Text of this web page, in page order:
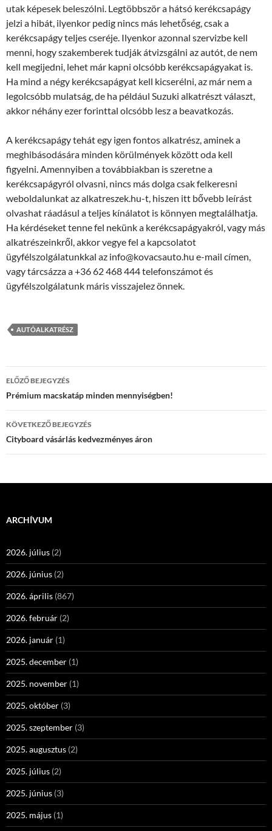
utak képesek beleszólni. Legtöbbször a hátsó kerékcsapágy
jelzi a hibát, ilyenkor pedig nincs más lehetőség, csak a
kerékcsapágy teljes cseréje. Ilyenkor azonnal szervizbe kell
menni, hogy szakemberek tudják átvizsgálni az autót, de nem
kell megijedni, lehet már kapni olcsóbb kerékcsapágyakat is.
Ha mind a négy kerékcsapágyat kell kicserélni, az már nem a
legolcsóbb mulatság, de ha például Suzuki alkatrészt választ,
akkor néhány ezer forinttal olcsóbb lesz a beavatkozás.
A kerékcsapágy tehát egy igen fontos alkatrész, aminek a
meghibásodására minden körülmények között oda kell
figyelni. Amennyiben a továbbiakban is szeretne a
kerékcsapágyról olvasni, nincs más dolga csak felkeresni
weboldalunkat az alkatreszek.hu-t, hiszen itt bővebb leírást
olvashat ráadásul a teljes kínálatot is könnyen megtalálhatja.
Ha kérdéseket tenne fel nekünk a kerékcsapágyakról, vagy más
alkatrészeinkről, akkor vegye fel a kapcsolatot
ügyfélszolgálatunkkal az info@kovacsauto.hu e-mail címen,
vagy tárcsázza a +36 62 468 444 telefonszámot és
ügyfélszolgálatunk máris visszajelez önnek.
AUTÓALKATRÉSZ
Bejegyzések
navigációja
ELŐZŐ BEJEGYZÉS
Prémium macskatáp minden mennyiségben!
KÖVETKEZŐ BEJEGYZÉS
Cityboard vásárlás kedvezményes áron
ARCHÍVUM
2026. július (2)
2026. június (2)
2026. április (867)
2026. február (2)
2026. január (1)
2025. december (1)
2025. november (1)
2025. október (3)
2025. szeptember (3)
2025. augusztus (2)
2025. július (2)
2025. június (3)
2025. május (1)